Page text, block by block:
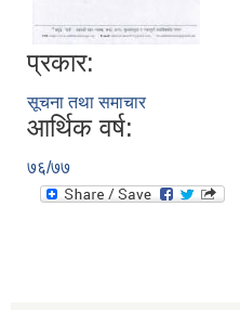
प्रकार:
सूचना तथा समाचार
आर्थिक वर्ष:
७६/७७